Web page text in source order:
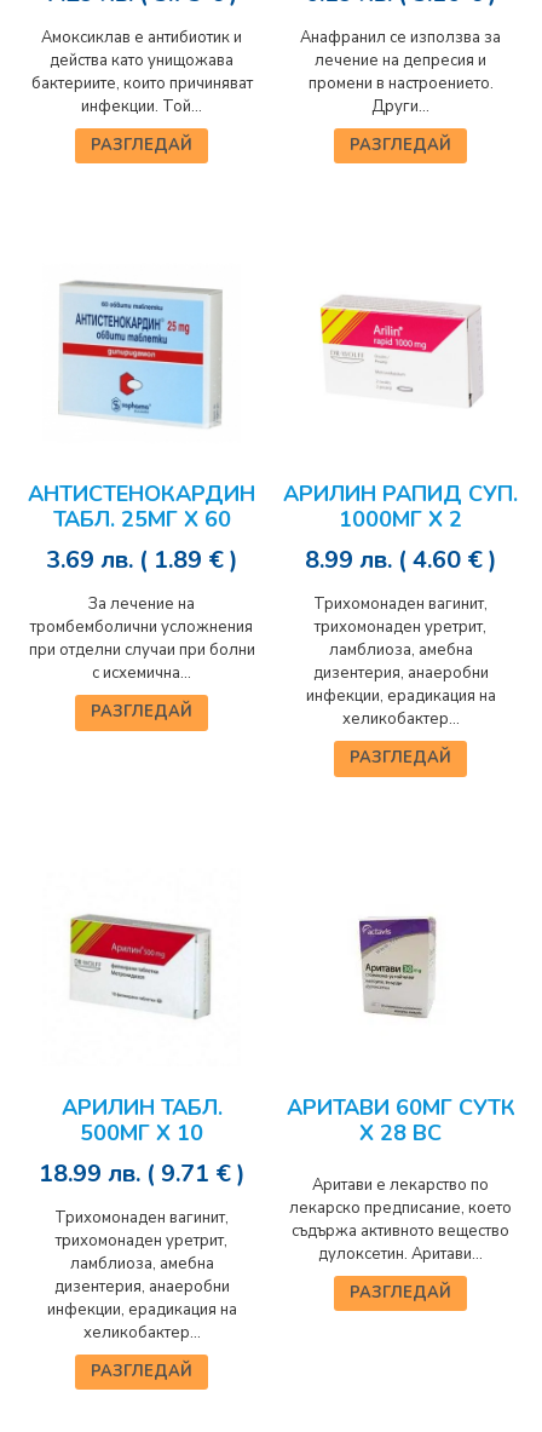
Амоксиклав е антибиотик и
действа като унищожава
бактериите, които причиняват
инфекции. Той...
РАЗГЛЕДАЙ
Анафранил се използва за
лечение на депресия и
промени в настроението.
Други...
РАЗГЛЕДАЙ
АНТИСТЕНОКАРДИН
ТАБЛ. 25МГ Х 60
3.69 лв. ( 1.89 € )
За лечение на
тромбемболични усложнения
при отделни случаи при болни
с исхемична...
РАЗГЛЕДАЙ
АРИЛИН РАПИД СУП.
1000МГ Х 2
8.99 лв. ( 4.60 € )
Трихомонаден вагинит,
трихомонаден уретрит,
ламблиоза, амебна
дизентерия, анаеробни
инфекции, ерадикация на
хеликобактер...
РАЗГЛЕДАЙ
АРИЛИН ТАБЛ.
500МГ Х 10
18.99 лв. ( 9.71 € )
Трихомонаден вагинит,
трихомонаден уретрит,
ламблиоза, амебна
дизентерия, анаеробни
инфекции, ерадикация на
хеликобактер...
РАЗГЛЕДАЙ
АРИТАВИ 60МГ СУТК
Х 28 ВС
Аритави е лекарство по
лекарско предписание, което
съдържа активното вещество
дулоксетин. Аритави...
РАЗГЛЕДАЙ